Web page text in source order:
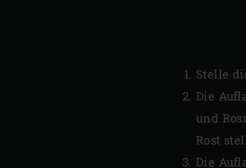
Stelle
Die
und
Rost
Die